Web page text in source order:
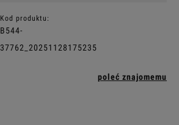
Kod produktu:
B544-
37762_20251128175235
poleć znajomemu